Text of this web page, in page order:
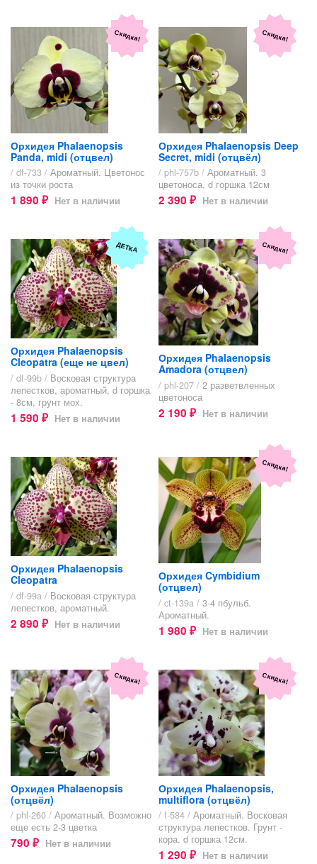
Скидка!
Орхидея Phalaenopsis
Panda, midi (отцвел)
/ df-733 / Ароматный. Цветонос
из точки роста
1 890 ₽ Нет в наличии
Скидка!
Орхидея Phalaenopsis Deep
Secret, midi (отцвёл)
/ phl-757b / Ароматный. 3
цветоноса, d горшка 12см
2 390 ₽ Нет в наличии
ДЕТКА
Орхидея Phalaenopsis
Cleopatra (еще не цвел)
/ df-99b / Восковая структура
лепестков, ароматный, d горшка
- 8см, грунт мох.
1 590 ₽ Нет в наличии
Скидка!
Орхидея Phalaenopsis
Amadora (отцвел)
/ phl-207 / 2 разветвленных
цветоноса
2 190 ₽ Нет в наличии
Орхидея Phalaenopsis
Cleopatra
/ df-99a / Восковая структура
лепестков, ароматный.
2 890 ₽ Нет в наличии
Скидка!
Орхидея Cymbidium
(отцвел)
/ ct-139a / 3-4 пбульб.
Ароматный.
1 980 ₽ Нет в наличии
Скидка!
Орхидея Phalaenopsis
(отцвёл)
/ phl-260 / Ароматный. Возможно
еще есть 2-3 цветка
790 ₽ Нет в наличии
Скидка!
Орхидея Phalaenopsis,
multiflora (отцвёл)
/ f-584 / Ароматный. Восковая
структура лепестков. Грунт -
кора. d горшка 12см.
1 290 ₽ Нет в наличии